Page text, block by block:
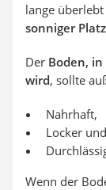
lange
sonniger Platz
Der Boden,
wird, sollte
Nahrhaft,
Locker und
Wenn der